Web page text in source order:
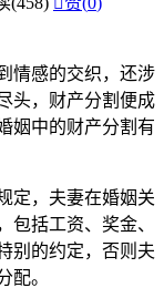
情感的交织，还涉
头，财产分割便成
姻中的财产分割有
定，夫妻在婚姻关
包括工资、奖金、
别的约定，否则夫
配。